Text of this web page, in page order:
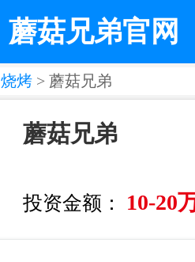
蘑菇兄弟官网
烧烤 > 蘑菇兄弟
蘑菇兄弟
投资金额： 10-20